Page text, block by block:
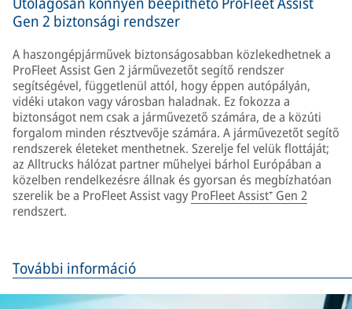
Gen 2 biztonsági rendszer
A haszongépjárművek biztonságosabban közlekedhetnek a
ProFleet Assist Gen 2 járművezetőt segítő rendszer
segítségével, függetlenül attól, hogy éppen autópályán,
vidéki utakon vagy városban haladnak. Ez fokozza a
biztonságot nem csak a járművezető számára, de a közúti
forgalom minden résztvevője számára. A járművezetőt segítő
rendszerek életeket menthetnek. Szerelje fel velük flottáját;
az Alltrucks hálózat partner műhelyei bárhol Európában a
közelben rendelkezésre állnak és gyorsan és megbízhatóan
szerelik be a ProFleet Assist vagy ProFleet Assist⁺ Gen 2
rendszert.
További információ